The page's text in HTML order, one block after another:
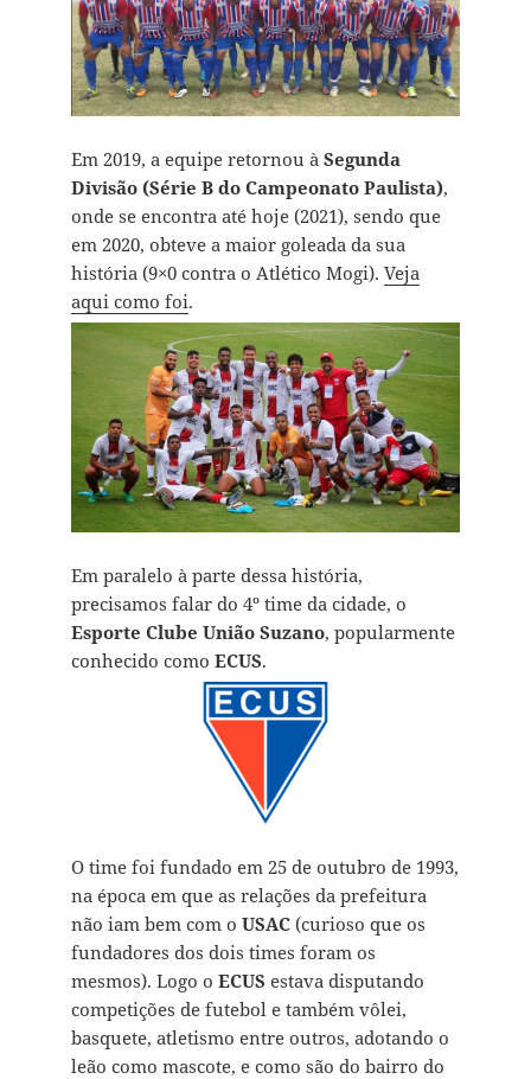
Em 2019, a equipe retornou à Segunda
Divisão (Série B do Campeonato Paulista),
onde se encontra até hoje (2021), sendo que
em 2020, obteve a maior goleada da sua
história (9×0 contra o Atlético Mogi). Veja
aqui como foi.
Em paralelo à parte dessa história,
precisamos falar do 4ºtime da cidade, o
Esporte Clube União Suzano, popularmente
conhecido como ECUS.
O time foi fundado em 25 de outubro de 1993,
na época em que as relações da prefeitura
não iam bem com o USAC (curioso que os
fundadores dos dois times foram os
mesmos). Logo o ECUS estava disputando
competições de futebol e também vôlei,
basquete, atletismo entre outros, adotando o
leão como mascote, e como são do bairro do